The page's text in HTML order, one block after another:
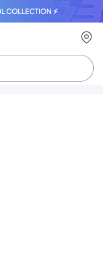
COLLECTION ⚡